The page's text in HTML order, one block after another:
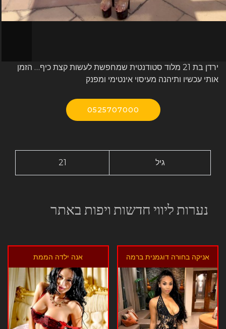
ירדן בת 21 מלוד סטודנטית שמחפשת לעשות קצת כיף… הזמן
אותי עכשיו ותיהנה מעיסוי אינטימי ומפנק
0525707000
21 גיל
נערות ליווי חדשות ויפות באתר
אניקה בחורה דוגמנית ברמה אנה ילדה הממת